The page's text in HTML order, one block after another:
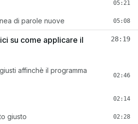
05:21
di parole nuove 05:08
su come applicare il
28:19
affinchè il programma
02:46
02:14
giusto 02:28